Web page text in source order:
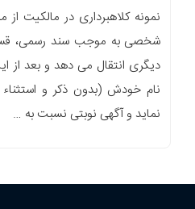
نمونه کلاهبرداری در مالکیت
شخصی به موجب سند رسمی،
دیگری انتقال می دهد و بعد از
نام خودش (بدون ذکر و
نماید و آگهی نوبتی نسبت به …